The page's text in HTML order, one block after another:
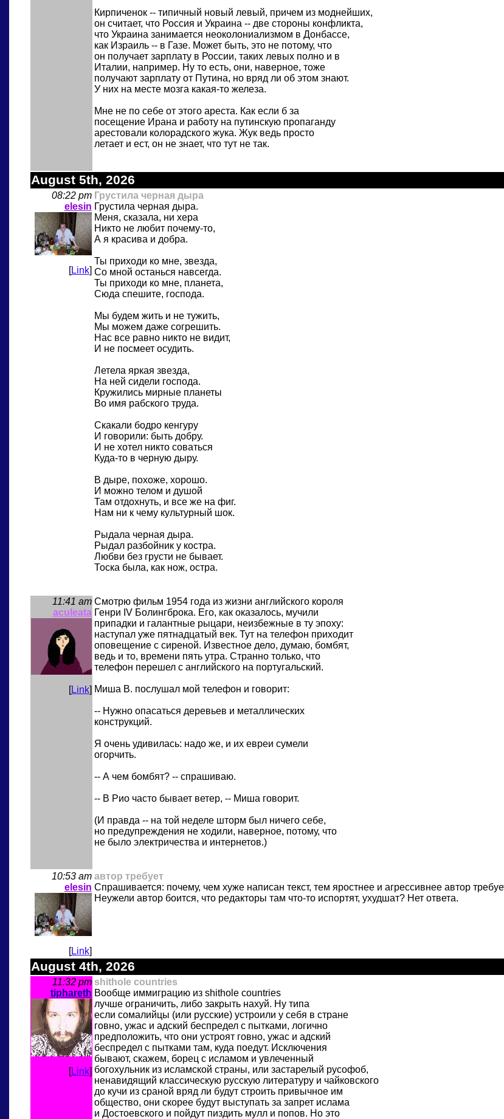
Кирпиченок -- типичный новый левый, причем из моднейших,
он считает, что Россия и Украина -- две стороны конфликта,
что Украина занимается неоколониализмом в Донбассе,
как Израиль -- в Газе. Может быть, это не потому, что
он получает зарплату в России, таких левых полно и в
Италии, например. Ну то есть, они, наверное, тоже
получают зарплату от Путина, но вряд ли об этом знают.
У них на месте мозга какая-то железа.
Мне не по себе от этого ареста. Как если б за
посещение Ирана и работу на путинскую пропаганду
арестовали колорадского жука. Жук ведь просто
летает и ест, он не знает, что тут не так.
August 5th, 2026
08:22 pm
elesin
[Link]
Грустила черная дыра
Грустила черная дыра.
Меня, сказала, ни хера
Никто не любит почему-то,
А я красива и добра.
Ты приходи ко мне, звезда,
Со мной останься навсегда.
Ты приходи ко мне, планета,
Сюда спешите, господа.
Мы будем жить и не тужить,
Мы можем даже согрешить.
Нас все равно никто не видит,
И не посмеет осудить.
Летела яркая звезда,
На ней сидели господа.
Кружились мирные планеты
Во имя рабского труда.
Скакали бодро кенгуру
И говорили: быть добру.
И не хотел никто соваться
Куда-то в черную дыру.
В дыре, похоже, хорошо.
И можно телом и душой
Там отдохнуть, и все же на фиг.
Нам ни к чему культурный шок.
Рыдала черная дыра.
Рыдал разбойник у костра.
Любви без грусти не бывает.
Тоска была, как нож, остра.
11:41 am
aculeata
[Link]
Смотрю фильм 1954 года из жизни английского короля
Генри IV Болингброка. Его, как оказалось, мучили
припадки и галантные рыцари, неизбежные в ту эпоху:
наступал уже пятнадцатый век. Тут на телефон приходит
оповещение с сиреной. Известное дело, думаю, бомбят,
ведь и то, времени пять утра. Странно только, что
телефон перешел с английского на португальский.
Миша В. послушал мой телефон и говорит:
-- Нужно опасаться деревьев и металлических
конструкций.
Я очень удивилась: надо же, и их евреи сумели
огорчить.
-- А чем бомбят? -- спрашиваю.
-- В Рио часто бывает ветер, -- Миша говорит.
(И правда -- на той неделе шторм был ничего себе,
но предупреждения не ходили, наверное, потому, что
не было электричества и интернетов.)
10:53 am
elesin
[Link]
автор требует
Спрашивается: почему, чем хуже написан текст, тем яростнее и агрессивнее автор
Неужели автор боится, что редакторы там что-то испортят, ухудшат? Нет ответа.
August 4th, 2026
11:32 pm
tiphareth
[Link]
shithole countries
Вообще иммиграцию из shithole countries
лучше ограничить, либо закрыть нахуй. Ну типа
если сомалийцы (или русские) устроили у себя в стране
говно, ужас и адский беспредел с пытками, логично
предположить, что они устроят говно, ужас и адский
беспредел с пытками там, куда поедут. Исключения
бывают, скажем, борец с исламом и увлеченный
богохульник из исламской страны, или застарелый русофоб,
ненавидящий классическую русскую литературу и чайковского
до кучи из сраной вряд ли будут строить привычное им
общество, они скорее будут выступать за запрет ислама
и Достоевского и пойдут пиздить мулл и попов. Но это